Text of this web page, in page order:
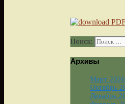
Поиск:
Архивы
Март 2026
Октябрь
Декабрь